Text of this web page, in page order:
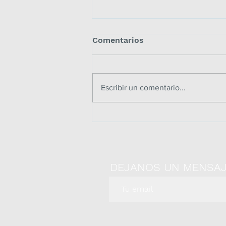
Comentarios
Escribir un comentario...